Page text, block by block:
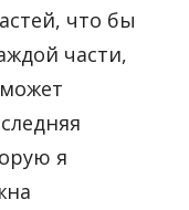
что бы
части,
я